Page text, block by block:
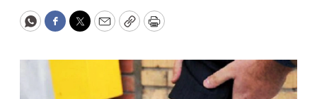
WhatsApp
Facebook
Twitter
EmailCopyPrint